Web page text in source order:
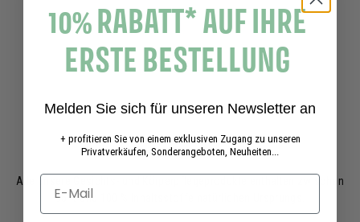
Naturkosmetik
Alle unsere Gesichts- und Körperpflegeprodukte enthalten zwischen
95 % und 100 % Inhaltsstoffe natürlichen Ursprungs.
10% RABATT* AUF IHRE
ERSTE BESTELLUNG
Melden Sie sich für unseren Newsletter an
+ profitieren Sie von einem exklusiven Zugang zu unseren
Privatverkäufen, Sonderangeboten, Neuheiten...